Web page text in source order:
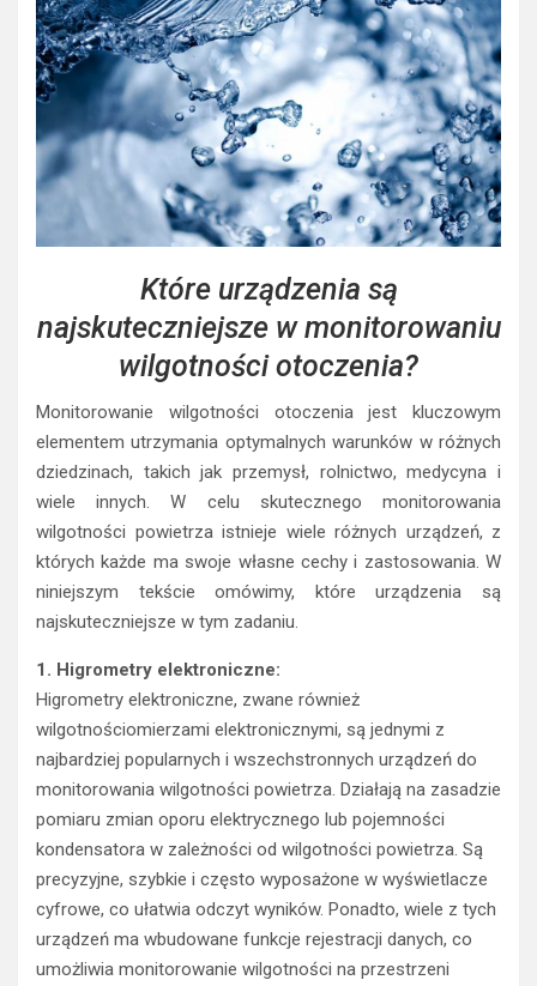
Które urządzenia są
najskuteczniejsze w monitorowaniu
wilgotności otoczenia?
Monitorowanie wilgotności otoczenia jest kluczowym
elementem utrzymania optymalnych warunków w różnych
dziedzinach, takich jak przemysł, rolnictwo, medycyna i
wiele innych. W celu skutecznego monitorowania
wilgotności powietrza istnieje wiele różnych urządzeń, z
których każde ma swoje własne cechy i zastosowania. W
niniejszym tekście omówimy, które urządzenia są
najskuteczniejsze w tym zadaniu.
1. Higrometry elektroniczne:
Higrometry elektroniczne, zwane również
wilgotnościomierzami elektronicznymi, są jednymi z
najbardziej popularnych i wszechstronnych urządzeń do
monitorowania wilgotności powietrza. Działają na zasadzie
pomiaru zmian oporu elektrycznego lub pojemności
kondensatora w zależności od wilgotności powietrza. Są
precyzyjne, szybkie i często wyposażone w wyświetlacze
cyfrowe, co ułatwia odczyt wyników. Ponadto, wiele z tych
urządzeń ma wbudowane funkcje rejestracji danych, co
umożliwia monitorowanie wilgotności na przestrzeni